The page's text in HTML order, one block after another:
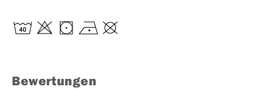
Bewertungen